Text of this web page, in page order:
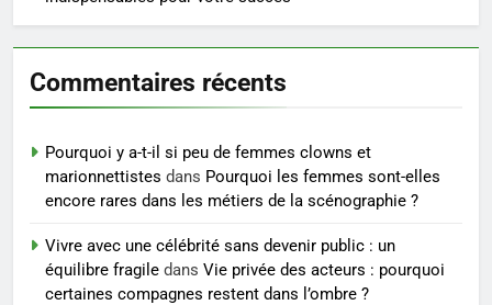
tout ce qu’il faut savoir sur les
saignements
SANTÉ
6
peau éclatante grâce à The
Ordinary
SANTÉ
7
Prévenir les chutes chez les
Commentaires récents
Pourquoi y a-t-il si peu de femmes clowns et
marionnettistes dans Pourquoi les femmes sont-elles
encore rares dans les métiers de la scénographie ?
Vivre avec une célébrité sans devenir public : un
équilibre fragile dans Vie privée des acteurs : pourquoi
certaines compagnes restent dans l’ombre ?